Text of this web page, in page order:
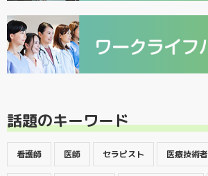
話題のキーワード
看護師 医師 セラピスト 医療技術者